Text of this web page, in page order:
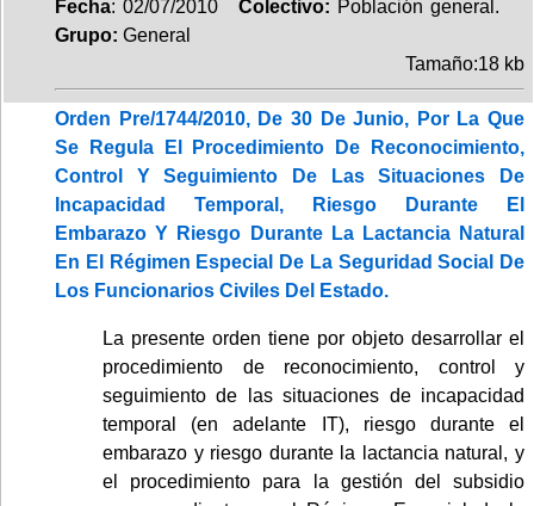
Fecha: 02/07/2010Colectivo: Población general.
Grupo: General
Tamaño:18 kb
Orden Pre/1744/2010, De 30 De Junio, Por La Que
Se Regula El Procedimiento De Reconocimiento,
Control Y Seguimiento De Las Situaciones De
Incapacidad Temporal, Riesgo Durante El
Embarazo Y Riesgo Durante La Lactancia Natural
En El Régimen Especial De La Seguridad Social De
Los Funcionarios Civiles Del Estado.
La presente orden tiene por objeto desarrollar el
procedimiento de reconocimiento, control y
seguimiento de las situaciones de incapacidad
temporal (en adelante IT), riesgo durante el
embarazo y riesgo durante la lactancia natural, y
el procedimiento para la gestión del subsidio